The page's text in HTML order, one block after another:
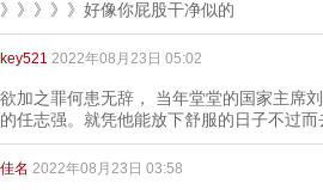
》》》》》好像你屁股干净似的
key521 2022年08月23日 05:02
欲加之罪何患无辞， 当年堂堂的国家主席
的任志强。就凭他能放下舒服的日子不过
佳名 2022年08月23日 03:58